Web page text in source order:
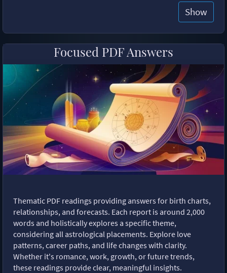
Show
Focused PDF Answers
Thematic PDF readings providing answers for birth charts,
relationships, and forecasts. Each report is around 2,000
words and holistically explores a specific theme,
considering all astrological placements. Explore love
patterns, career paths, and life changes with clarity.
Whether it's romance, work, growth, or future trends,
these readings provide clear, meaningful insights.